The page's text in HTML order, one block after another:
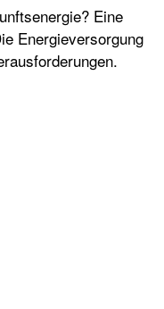
Eine
Energieversorgung